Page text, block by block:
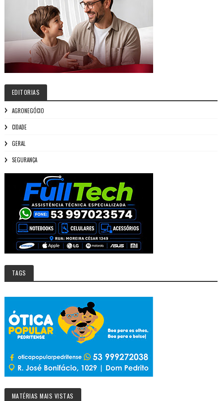
EDITORIAS
AGRONEGÓCIO
CIDADE
GERAL
SEGURANÇA
TAGS
MATÉRIAS MAIS VISTAS